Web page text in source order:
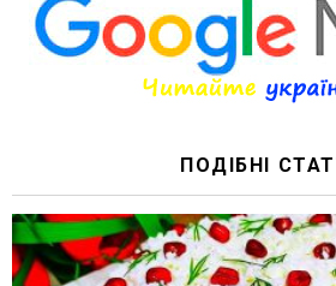
ПОДІБНІ